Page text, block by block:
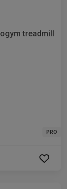
treadmill
PRO